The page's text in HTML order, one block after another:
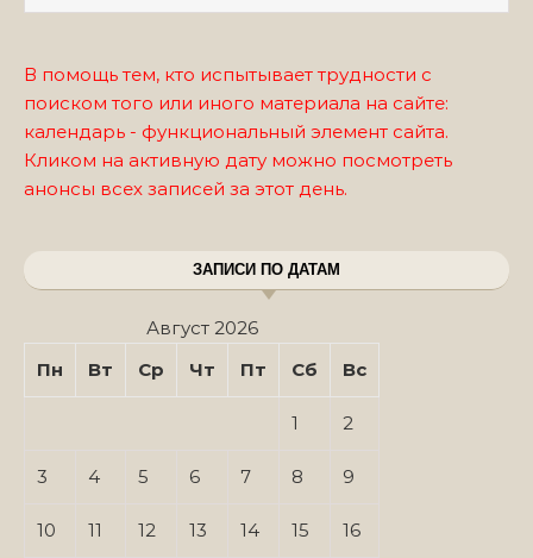
В помощь тем, кто испытывает трудности с
поиском того или иного материала на сайте:
календарь - функциональный элемент сайта.
Кликом на активную дату можно посмотреть
анонсы всех записей за этот день.
ЗАПИСИ ПО ДАТАМ
Август 2026
Пн
Вт Ср Чт Пт Сб Вс
1 2
3 4 5 6 7 8 9
10 11 12 13 14 15 16